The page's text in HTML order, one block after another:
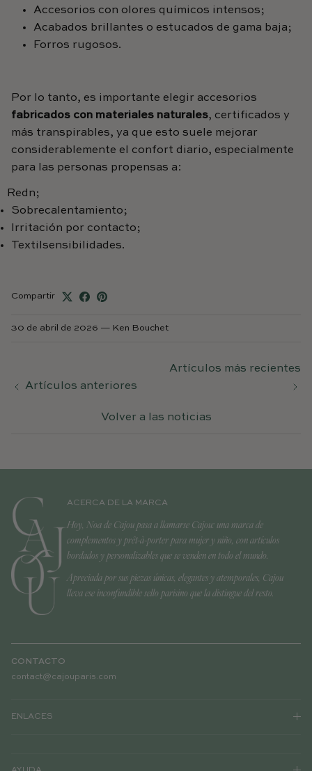
Accesorios con olores químicos intensos;
Acabados brillantes o estucados de gama baja;
Forros rugosos.
Por lo tanto, es importante elegir accesorios
fabricados con materiales naturales, certificados y
más transpirables, ya que esto suele mejorar
considerablemente el confort diario, especialmente
para las personas propensas a:
Redn;
Sobrecalentamiento;
Irritación por contacto;
Textilsensibilidades.
Compartir
30 de abril de 2026 — Ken Bouchet
Artículos anteriores
Volver a las noticias
Artículos más recientes
ACERCA DE LA MARCA
Hoy, Noa de Cajou pasa a llamarse Cajou: una marca de
complementos y prêt-à-porter para mujer y niño, con artículos
bordados y personalizables que se venden en todo el mundo.
Apreciada por sus piezas únicas, elegantes y atemporales, Cajou
lleva ese inconfundible sello parisino que la distingue del resto.
CONTACTO
contact@cajouparis.com
ENLACES